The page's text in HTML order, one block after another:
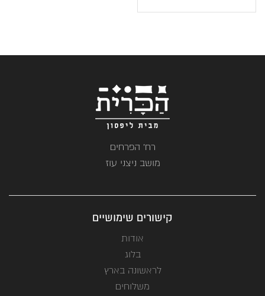
רח' הפרחים
מושב ניצני עוז
קישורים שימושיים
אודות
בלוג
לראשונה בארץ
משלוחים